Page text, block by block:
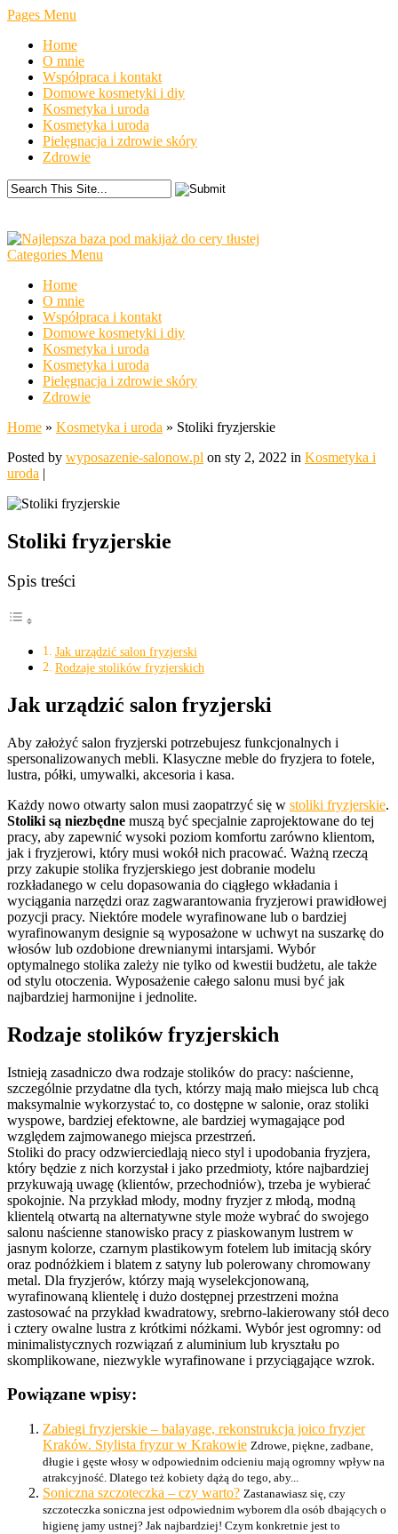
Pages Menu
Home
O mnie
Współpraca i kontakt
Domowe kosmetyki i diy
Kosmetyka i uroda
Kosmetyka i uroda
Pielęgnacja i zdrowie skóry
Zdrowie
Categories Menu
Home
O mnie
Współpraca i kontakt
Domowe kosmetyki i diy
Kosmetyka i uroda
Kosmetyka i uroda
Pielęgnacja i zdrowie skóry
Zdrowie
Home » Kosmetyka i uroda » Stoliki fryzjerskie
Posted by wyposazenie-salonow.pl on sty 2, 2022 in Kosmetyka i
uroda |
Stoliki fryzjerskie
Spis treści
Jak urządzić salon fryzjerski
Rodzaje stolików fryzjerskich
Jak urządzić salon fryzjerski
Aby założyć salon fryzjerski potrzebujesz funkcjonalnych i
spersonalizowanych mebli. Klasyczne meble do fryzjera to fotele,
lustra, półki, umywalki, akcesoria i kasa.
Każdy nowo otwarty salon musi zaopatrzyć się w stoliki fryzjerskie.
Stoliki są niezbędne muszą być specjalnie zaprojektowane do tej
pracy, aby zapewnić wysoki poziom komfortu zarówno klientom,
jak i fryzjerowi, który musi wokół nich pracować. Ważną rzeczą
przy zakupie stolika fryzjerskiego jest dobranie modelu
rozkładanego w celu dopasowania do ciągłego wkładania i
wyciągania narzędzi oraz zagwarantowania fryzjerowi prawidłowej
pozycji pracy. Niektóre modele wyrafinowane lub o bardziej
wyrafinowanym designie są wyposażone w uchwyt na suszarkę do
włosów lub ozdobione drewnianymi intarsjami. Wybór
optymalnego stolika zależy nie tylko od kwestii budżetu, ale także
od stylu otoczenia. Wyposażenie całego salonu musi być jak
najbardziej harmonijne i jednolite.
Rodzaje stolików fryzjerskich
Istnieją zasadniczo dwa rodzaje stolików do pracy: naścienne,
szczególnie przydatne dla tych, którzy mają mało miejsca lub chcą
maksymalnie wykorzystać to, co dostępne w salonie, oraz stoliki
wyspowe, bardziej efektowne, ale bardziej wymagające pod
względem zajmowanego miejsca przestrzeń.
Stoliki do pracy odzwierciedlają nieco styl i upodobania fryzjera,
który będzie z nich korzystał i jako przedmioty, które najbardziej
przykuwają uwagę (klientów, przechodniów), trzeba je wybierać
spokojnie. Na przykład młody, modny fryzjer z młodą, modną
klientelą otwartą na alternatywne style może wybrać do swojego
salonu naścienne stanowisko pracy z piaskowanym lustrem w
jasnym kolorze, czarnym plastikowym fotelem lub imitacją skóry
oraz podnóżkiem i blatem z satyny lub polerowany chromowany
metal. Dla fryzjerów, którzy mają wyselekcjonowaną,
wyrafinowaną klientelę i dużo dostępnej przestrzeni można
zastosować na przykład kwadratowy, srebrno-lakierowany stół deco
i cztery owalne lustra z krótkimi nóżkami. Wybór jest ogromny: od
minimalistycznych rozwiązań z aluminium lub kryształu po
skomplikowane, niezwykle wyrafinowane i przyciągające wzrok.
Powiązane wpisy:
Zabiegi fryzjerskie – balayage, rekonstrukcja joico fryzjer
Kraków. Stylista fryzur w Krakowie Zdrowe, piękne, zadbane,
długie i gęste włosy w odpowiednim odcieniu mają ogromny wpływ na
atrakcyjność. Dlatego też kobiety dążą do tego, aby...
Soniczna szczoteczka – czy warto? Zastanawiasz się, czy
szczoteczka soniczna jest odpowiednim wyborem dla osób dbających o
higienę jamy ustnej? Jak najbardziej! Czym konkretnie jest to